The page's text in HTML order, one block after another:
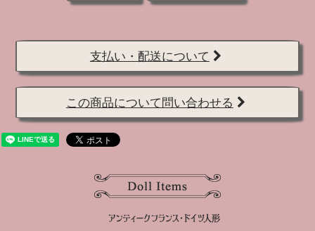
支払い・配送について
この商品について問い合わせる